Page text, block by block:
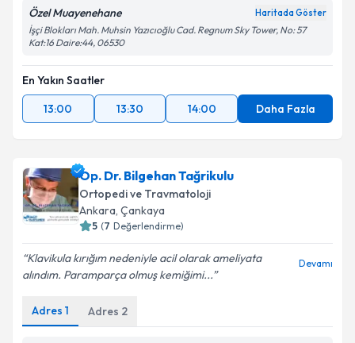
Özel Muayenehane Haritada Göster
İşçi Blokları Mah. Muhsin Yazıcıoğlu Cad. Regnum Sky Tower, No: 57
Kat:16 Daire:44, 06530
En Yakın Saatler
13:00
13:30 14:00 Daha Fazla
Op. Dr. Bilgehan Tağrikulu
Ortopedi ve Travmatoloji
Ankara, Çankaya
5 (7 Değerlendirme)
Klavikula kırığım nedeniyle acil olarak ameliyata
alındım. Paramparça olmuş kemiğimi...
Devamı
Adres 1 Adres 2